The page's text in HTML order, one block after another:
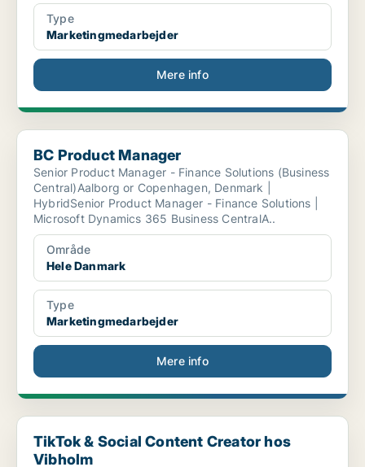
Type
Marketingmedarbejder
Mere info
BC Product Manager
BC Product Manager
Senior Product Manager - Finance Solutions (Business
Central)Aalborg or Copenhagen, Denmark |
HybridSenior Product Manager - Finance Solutions |
Microsoft Dynamics 365 Business CentralA..
Område
Hele Danmark
Type
Marketingmedarbejder
Mere info
TikTok & Social Content Creator hos Vibholm
TikTok & Social Content Creator hos
Vibholm